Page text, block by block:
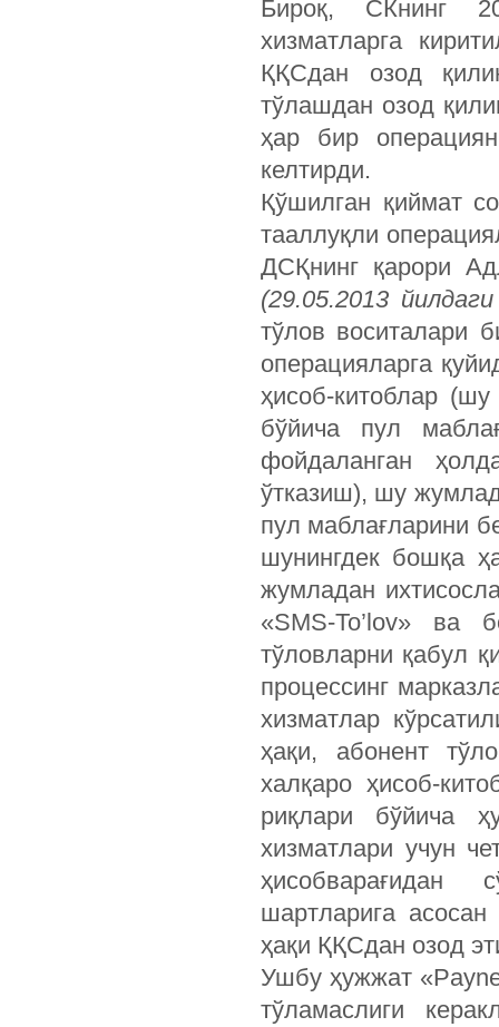
Бироқ, СКнинг
хизматларга
ҚҚСдан озод
тўлашдан озод
ҳар бир
келтирди.
Қўшилган қиймат
тааллуқли
ДСҚнинг қарори
(29.05.2013
тўлов воситалари
операцияларга
ҳисоб-китоблар
бўйича пул
фойдаланган
ўтказиш), шу
пул маблағларини
шунингдек бошқа
жумладан
«SMS-To’lov» ва
тўловларни қабул
процессинг
хизматлар
ҳақи, абонент
халқаро ҳи­соб-
риқлари бўйича
хизматлари учун
ҳисобварағидан
шартларига
ҳақи ҚҚСдан озод
Ушбу ҳужжат
тўла­маслиги